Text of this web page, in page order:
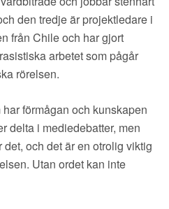
den tredje är projektledare i
från Chile och har gjort
arbetet som pågår
rörelsen.
förmågan och kunskapen
delta i mediedebatter, men
och det är en otrolig viktig
Utan ordet kan inte